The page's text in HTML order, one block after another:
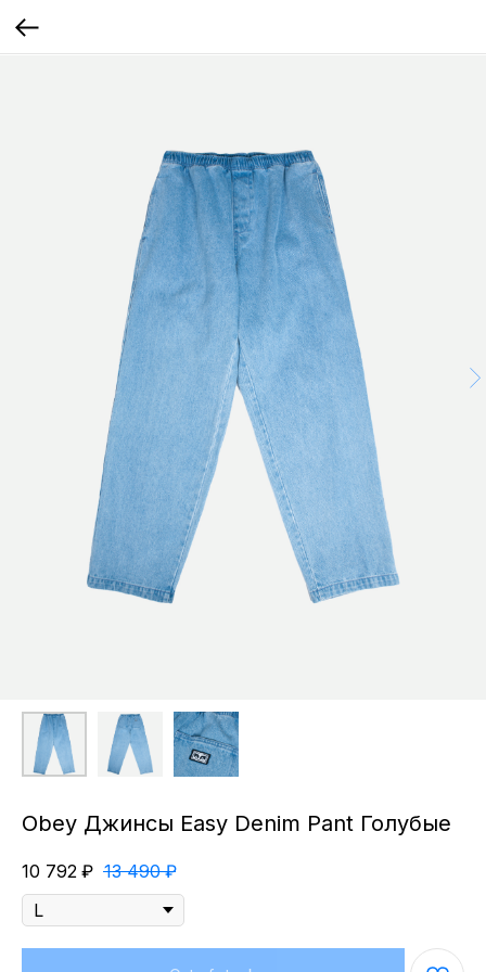
Obey Джинсы Easy Denim Pant Голубые
10 792 ₽ 13 490 ₽